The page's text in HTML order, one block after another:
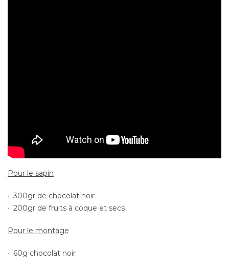
Pour le sapin
300gr de chocolat noir
200gr de fruits à coque et secs
Pour le montage
60g chocolat noir